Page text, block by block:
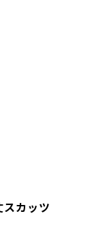
スカッツ